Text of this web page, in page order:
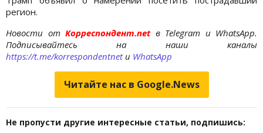
регион.
Новости отКорреспондент.net в Telegram и WhatsApp.
Подписывайтесь на наши каналы
https://t.me/korrespondentnetи WhatsApp
Читайте нас в Google.News
Не пропусти другие интересные статьи, подпишись: